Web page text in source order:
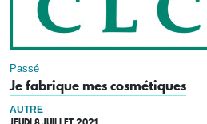
Passé
Je fabrique mes cosmétiques
AUTRE